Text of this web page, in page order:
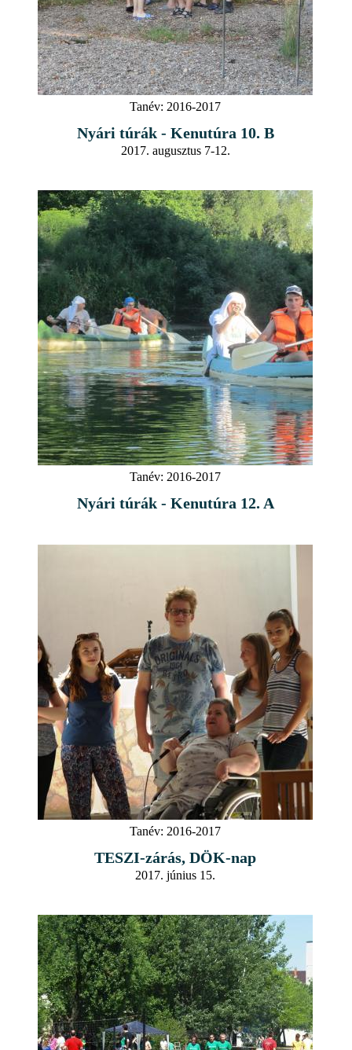
Tanév: 2016-2017
Nyári túrák - Kenutúra 10. B
2017. augusztus 7-12.
Tanév: 2016-2017
Nyári túrák - Kenutúra 12. A
Tanév: 2016-2017
TESZI-zárás, DÖK-nap
2017. június 15.